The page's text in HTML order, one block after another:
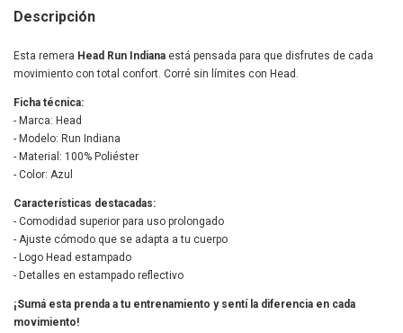
Descripción
Esta remera Head Run Indiana está pensada para que disfrutes de cada
movimiento con total confort. Corré sin límites con Head.
Ficha técnica:
- Marca: Head
- Modelo: Run Indiana
- Material: 100% Poliéster
- Color: Azul
Características destacadas:
- Comodidad superior para uso prolongado
- Ajuste cómodo que se adapta a tu cuerpo
- Logo Head estampado
- Detalles en estampado reflectivo
¡Sumá esta prenda a tu entrenamiento y sentí la diferencia en cada
movimiento!